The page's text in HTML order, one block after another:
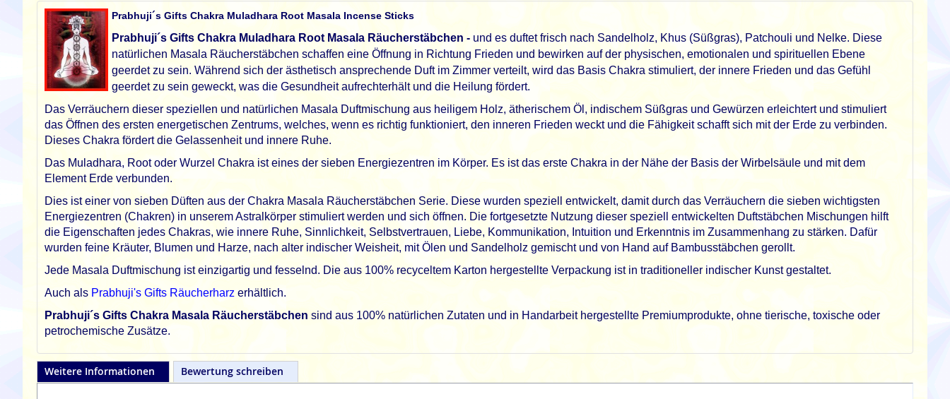
Prabhuji´s Gifts Chakra Muladhara Root Masala Incense Sticks
Prabhuji´s Gifts Chakra Muladhara Root Masala Räucherstäbchen - und es duftet frisch nach Sandelholz, Khus (Süßgras), Patchouli und Nelke. Diese
natürlichen Masala Räucherstäbchen schaffen eine Öffnung in Richtung Frieden und bewirken auf der physischen, emotionalen und spirituellen Ebene
geerdet zu sein. Während sich der ästhetisch ansprechende Duft im Zimmer verteilt, wird das Basis Chakra stimuliert, der innere Frieden und das Gefühl
geerdet zu sein geweckt, was die Gesundheit aufrechterhält und die Heilung fördert.
Das Verräuchern dieser speziellen und natürlichen Masala Duftmischung aus heiligem Holz, ätherischem Öl, indischem Süßgras und Gewürzen erleichtert und stimuliert
das Öffnen des ersten energetischen Zentrums, welches, wenn es richtig funktioniert, den inneren Frieden weckt und die Fähigkeit schafft sich mit der Erde zu verbinden.
Dieses Chakra fördert die Gelassenheit und innere Ruhe.
Das Muladhara, Root oder Wurzel Chakra ist eines der sieben Energiezentren im Körper. Es ist das erste Chakra in der Nähe der Basis der Wirbelsäule und mit dem
Element Erde verbunden.
Dies ist einer von sieben Düften aus der Chakra Masala Räucherstäbchen Serie. Diese wurden speziell entwickelt, damit durch das Verräuchern die sieben wichtigsten
Energiezentren (Chakren) in unserem Astralkörper stimuliert werden und sich öffnen. Die fortgesetzte Nutzung dieser speziell entwickelten Duftstäbchen Mischungen hilft
die Eigenschaften jedes Chakras, wie innere Ruhe, Sinnlichkeit, Selbstvertrauen, Liebe, Kommunikation, Intuition und Erkenntnis im Zusammenhang zu stärken. Dafür
wurden feine Kräuter, Blumen und Harze, nach alter indischer Weisheit, mit Ölen und Sandelholz gemischt und von Hand auf Bambusstäbchen gerollt.
Jede Masala Duftmischung ist einzigartig und fesselnd. Die aus 100% recyceltem Karton hergestellte Verpackung ist in traditioneller indischer Kunst gestaltet.
Auch als Prabhuji's Gifts Räucherharz erhältlich.
Prabhuji´s Gifts Chakra Masala Räucherstäbchen sind aus 100% natürlichen Zutaten und in Handarbeit hergestellte Premiumprodukte, ohne tierische, toxische oder
petrochemische Zusätze.
Weitere Informationen Bewertung schreiben